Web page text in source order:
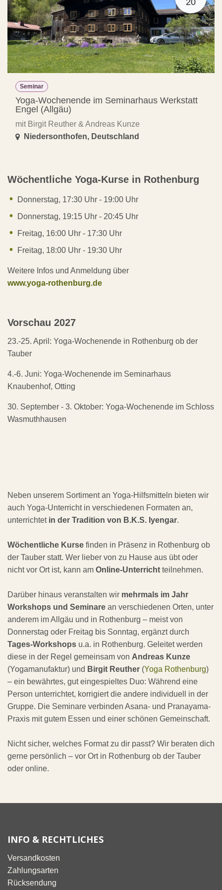
20
Seminar
Yoga-Wochenende im Seminarhaus Werkstatt
Engel (Allgäu)
mit Birgit Reuther & Andreas Kunze
Niedersonthofen, Deutschland
Wöchentliche Yoga-Kurse in Rothenburg
Donnerstag, 17:30 Uhr - 19:00 Uhr
Donnerstag, 19:15 Uhr - 20:45 Uhr
Freitag, 16:00 Uhr - 17:30 Uhr
Freitag, 18:00 Uhr - 19:30 Uhr
Weitere Infos und ​Anmeldung über
www.yoga-rothenburg.de
Vorschau 2027
23.-25. April: Yoga-Wochenende in Rothenburg ob der
Tauber
4.-6. Juni: Yoga-Wochenende im Seminarhaus
Knaubenhof, Otting
30. September - 3. Oktober: Yoga-Wochenende im Schloss
Wasmuthhausen
Neben unserem Sortiment an Yoga-Hilfsmitteln bieten wir
auch Yoga-Unterricht in verschiedenen Formaten an,
unterrichtet in der Tradition von B.K.S. Iyengar.
Wöchentliche Kurse finden in Präsenz in Rothenburg ob
der Tauber statt. Wer lieber von zu Hause aus übt oder
nicht vor Ort ist, kann am Online-Unterricht teilnehmen.
Darüber hinaus veranstalten wir mehrmals im Jahr
Workshops und Seminare an verschiedenen Orten, unter
anderem im Allgäu und in Rothenburg – meist von
Donnerstag oder Freitag bis Sonntag, ergänzt durch
Tages-Workshops u.a. in Rothenburg. Geleitet werden
diese in der Regel gemeinsam von Andreas Kunze
(Yogamanufaktur) und Birgit Reuther (Yoga Rothenburg)
– ein bewährtes, gut eingespieltes Duo: Während eine
Person unterrichtet, korrigiert die andere individuell in der
Gruppe. Die Seminare verbinden Asana- und Pranayama-
Praxis mit gutem Essen und einer schönen Gemeinschaft.
Nicht sicher, welches Format zu dir passt? Wir beraten dich
gerne persönlich – vor Ort in Rothenburg ob der Tauber
oder online.
INFO & RECHTLICHES
Versandkosten
Zahlungsarten
Rücksendung